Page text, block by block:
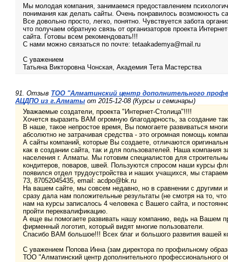
Мы молодая компания, занимаемся предоставлением
понимания как делать сайты. Очень понравилось возможность
Все довольно просто, легко, понятно. Чувствуется забота
что получаем обратную связь от организаторов проекта
сайта. Готовы всем рекомендовать!!!
С нами можно связаться по почте: tetaakademya@mail.ru
С уважением
Татьяна Викторовна Чонская, Академия Тета Мастерства
91. Отзыв ТОО "Алматинский центр дополнительного
АЦДПО из г.Алматы от 2015-12-08 (Курсы и семинары)
Уважаемые создатели, проекта "Интернет-Столица"!!!!
Хочется выразить ВАМ огромную благодарность, за создание
В наше, такое непростое время, Вы помогаете развиваться
абсолютно не затрачивая средства - это огромная помощь
А сайты компаний, которые Вы создаете, отличаются
как в создании сайта, так и для пользователей. Наша компания
населения г. Алматы. Мы готовим специалистов для
кондитеров, поваров, швей. Пользуются спросом наши курсы
появился отдел трудоустройства и наших учащихся, мы
73, 87052045435, email: acdpo@bk.ru
На вашем сайте, мы совсем недавно, но в сравнении с другими
сразу дала нам положительные результаты (не смотря на то,
нам на курсы записалось 4 человека с Вашего сайта, и
пройти переквалификацию.
А еще вы помогаете развивать нашу компанию, ведь на Вашем
фирменный логотип, который видят многие пользователи.
Спасибо ВАМ большое!!! Всех благ и большого развития вашей
С уважением Попова Инна (зам директора по профильному
ТОО "Алматинский центр дополнительного профессионального